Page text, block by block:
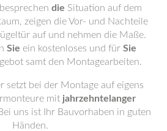
die Situation auf dem
zeigen die Vor- und Nachteile
auf und nehmen die Maße.
Sie ein kostenloses und für Sie
samt den Montagearbeiten.
setzt bei der Montage auf eigens
mit jahrzehntelanger
uns ist Ihr Bauvorhaben in guten
Händen.